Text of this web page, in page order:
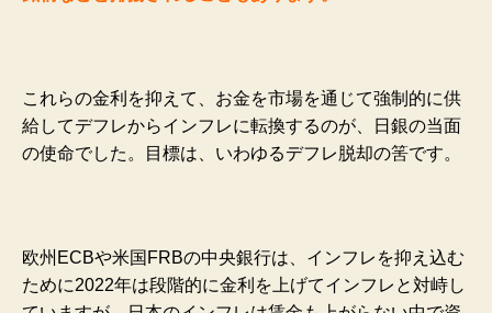
これらの金利を抑えて、お金を市場を通じて強制的に供
給してデフレからインフレに転換するのが、日銀の当面
の使命でした。目標は、いわゆるデフレ脱却の筈です。
欧州ECBや米国FRBの中央銀行は、インフレを抑え込む
ために2022年は段階的に金利を上げてインフレと対峙し